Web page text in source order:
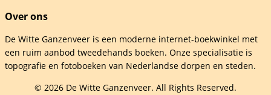
Over ons
De Witte Ganzenveer is een moderne internet-boekwinkel met
een ruim aanbod tweedehands boeken. Onze specialisatie is
topografie en fotoboeken van Nederlandse dorpen en steden.
© 2026 De Witte Ganzenveer. All Rights Reserved.